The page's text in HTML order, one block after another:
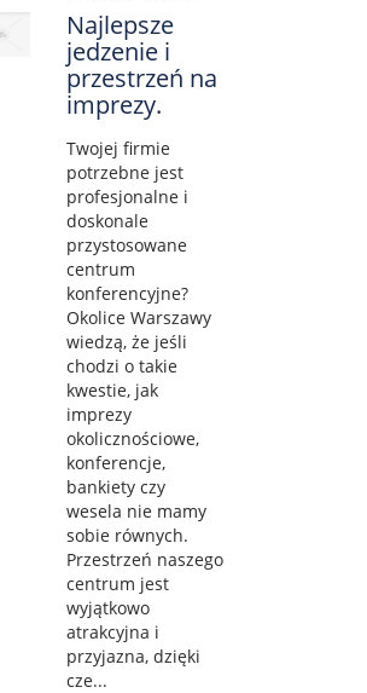
Najlepsze
jedzenie i
przestrzeń na
imprezy.
Twojej firmie
potrzebne jest
profesjonalne i
doskonale
przystosowane
centrum
konferencyjne?
Okolice Warszawy
wiedzą, że jeśli
chodzi o takie
kwestie, jak
imprezy
okolicznościowe,
konferencje,
bankiety czy
wesela nie mamy
sobie równych.
Przestrzeń naszego
centrum jest
wyjątkowo
atrakcyjna i
przyjazna, dzięki
cze...